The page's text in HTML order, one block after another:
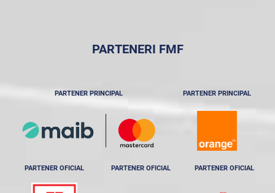
PARTENERI FMF
PARTENER PRINCIPAL PARTENER PRINCIPAL
PARTENER OFICIAL PARTENER OFICIAL PARTENER OFICIAL